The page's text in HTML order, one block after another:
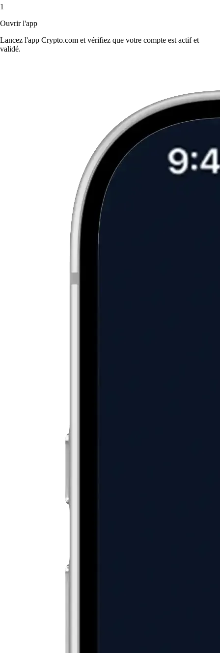
1
Ouvrir l'app
Lancez l'app Crypto.com et vérifiez que votre compte est actif et
validé.